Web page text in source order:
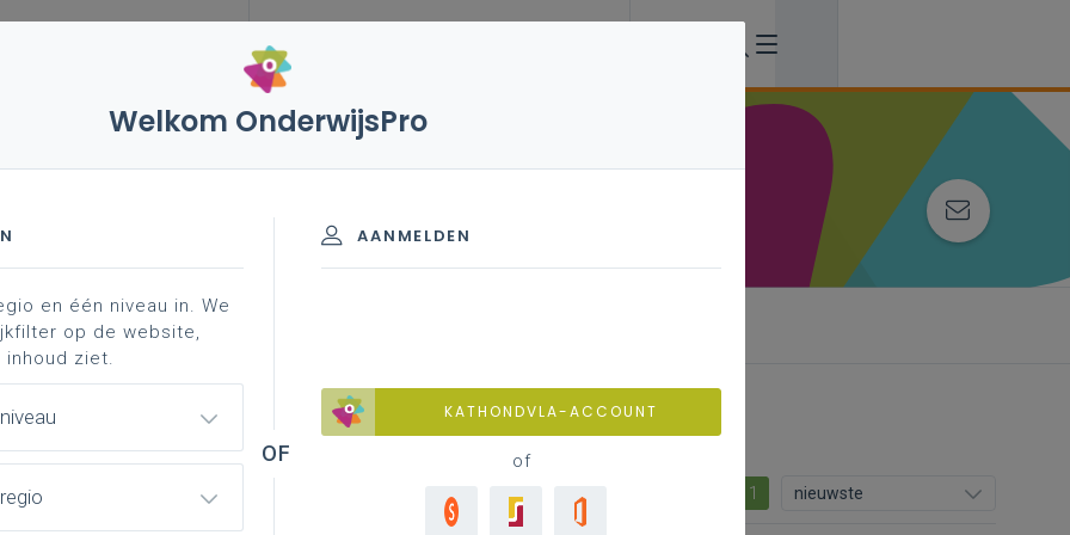
vakken en leerplannen 7de leerjaar
inspirerend materiaal
leerplan - 7de leerjaar
professionalisering
11 nieuwste
Welkom OnderwijsPro
AANMELDEN
KATHONDVLA-ACCOUNT
of
en één niveau in. We
op de website,
ziet.